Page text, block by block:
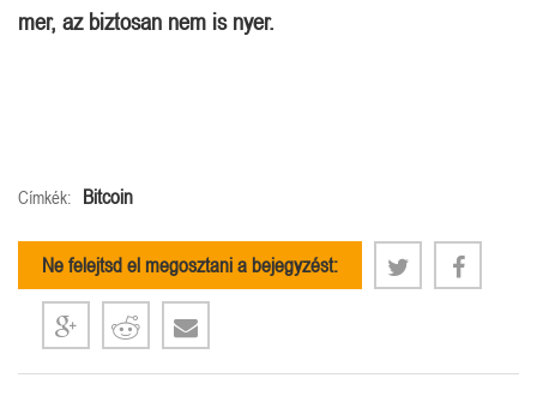
mer, az biztosan nem is nyer.
Címkék: Bitcoin
Ne felejtsd el megosztani a bejegyzést: